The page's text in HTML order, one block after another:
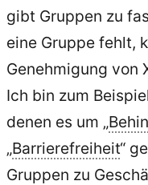
gibt Gruppen zu
eine Gruppe fehlt,
Genehmigung von
Ich bin zum
denen es um „
„Barrierefreiheit“
Gruppen zu